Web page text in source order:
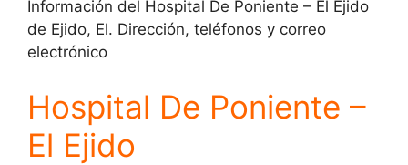
Información del Hospital De Poniente – El Ejido
de Ejido, El. Dirección, teléfonos y correo
electrónico
Hospital De Poniente –
El Ejido